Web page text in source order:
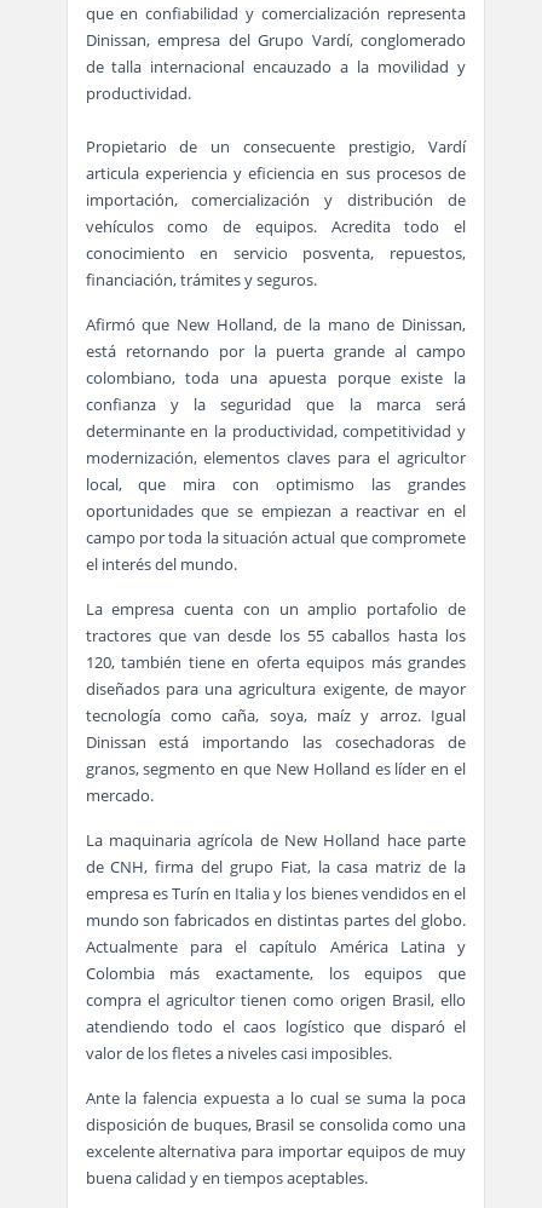
que en confiabilidad y comercialización representa
Dinissan, empresa del Grupo Vardí, conglomerado
de talla internacional encauzado a la movilidad y
productividad.
Propietario de un consecuente prestigio, Vardí
articula experiencia y eficiencia en sus procesos de
importación, comercialización y distribución de
vehículos como de equipos. Acredita todo el
conocimiento en servicio posventa, repuestos,
financiación, trámites y seguros.
Afirmó que New Holland, de la mano de Dinissan,
está retornando por la puerta grande al campo
colombiano, toda una apuesta porque existe la
confianza y la seguridad que la marca será
determinante en la productividad, competitividad y
modernización, elementos claves para el agricultor
local, que mira con optimismo las grandes
oportunidades que se empiezan a reactivar en el
campo por toda la situación actual que compromete
el interés del mundo.
La empresa cuenta con un amplio portafolio de
tractores que van desde los 55 caballos hasta los
120, también tiene en oferta equipos más grandes
diseñados para una agricultura exigente, de mayor
tecnología como caña, soya, maíz y arroz. Igual
Dinissan está importando las cosechadoras de
granos, segmento en que New Holland es líder en el
mercado.
La maquinaria agrícola de New Holland hace parte
de CNH, firma del grupo Fiat, la casa matriz de la
empresa es Turín en Italia y los bienes vendidos en el
mundo son fabricados en distintas partes del globo.
Actualmente para el capítulo América Latina y
Colombia más exactamente, los equipos que
compra el agricultor tienen como origen Brasil, ello
atendiendo todo el caos logístico que disparó el
valor de los fletes a niveles casi imposibles.
Ante la falencia expuesta a lo cual se suma la poca
disposición de buques, Brasil se consolida como una
excelente alternativa para importar equipos de muy
buena calidad y en tiempos aceptables.